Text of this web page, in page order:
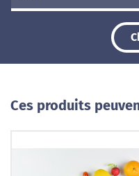
Ces produits